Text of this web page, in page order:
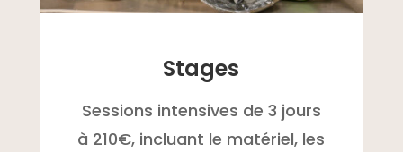
Stages
Sessions intensives de 3 jours
à 210€, incluant le matériel, les